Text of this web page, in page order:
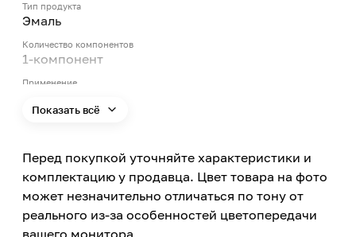
Тип продукта
Эмаль
Количество компонентов
1-компонент
Применение
Вязкость
80 ± 5 KU (ASTM D 562, 25°C)
Объем
2.5
Показать всё
Перед покупкой уточняйте характеристики и
комплектацию у продавца. Цвет товара на фото
может незначительно отличаться по тону от
реального из-за особенностей цветопередачи
вашего монитора